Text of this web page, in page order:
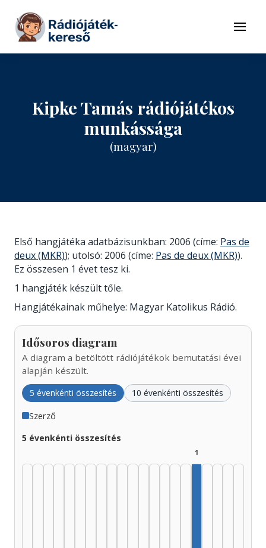
Tovább a tartalomhoz
Menü
Kipke Tamás rádiójátékos
munkássága
(magyar)
Első hangjátéka adatbázisunkban: 2006 (címe: Pas de
deux (MKR)); utolsó: 2006 (címe: Pas de deux (MKR)).
Ez összesen 1 évet tesz ki.
1 hangjáték készült tőle.
Hangjátékainak műhelye: Magyar Katolikus Rádió.
Idősoros diagram
A diagram a betöltött rádiójátékok bemutatási évei
alapján készült.
5 évenkénti összesítés 10 évenkénti összesítés
Szerző
5 évenkénti összesítés
1